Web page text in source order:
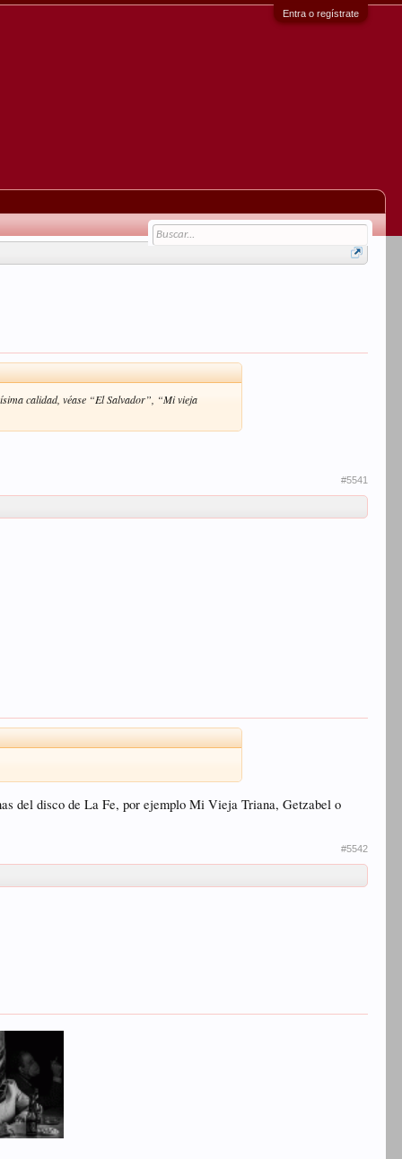
Entra o regístrate
calidad, véase “El Salvador”, “Mi vieja
#5541
del disco de La Fe, por ejemplo Mi Vieja Triana, Getzabel o
#5542